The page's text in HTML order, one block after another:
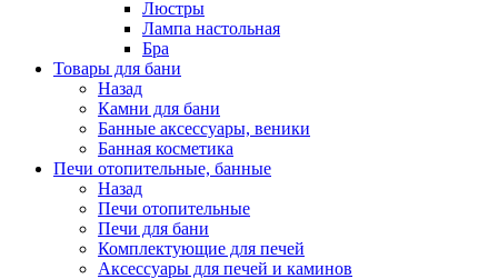
Люстры
Лампа настольная
Бра
Товары для бани
Назад
Камни для бани
Банные аксессуары, веники
Банная косметика
Печи отопительные, банные
Назад
Печи отопительные
Печи для бани
Комплектующие для печей
Аксессуары для печей и каминов